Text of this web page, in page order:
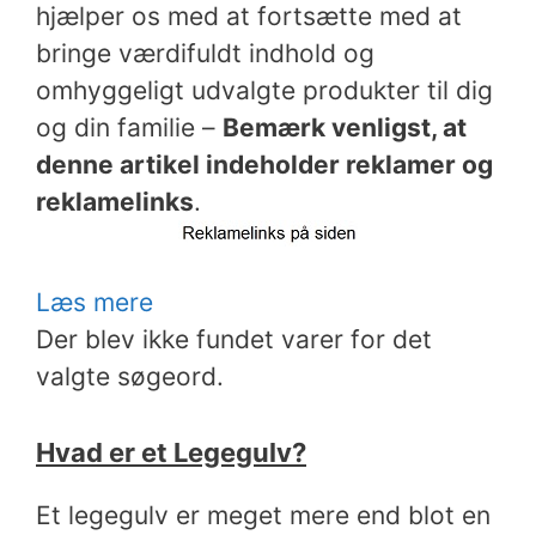
hjælper os med at fortsætte med at
bringe værdifuldt indhold og
omhyggeligt udvalgte produkter til dig
og din familie – Bemærk venligst, at
denne artikel indeholder reklamer og
reklamelinks.
Læs mere
Der blev ikke fundet varer for det
valgte søgeord.
Hvad er et Legegulv?
Et legegulv er meget mere end blot en